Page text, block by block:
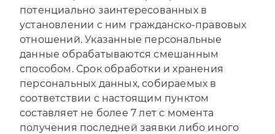
потенциально заинтересованных в
установлении с ним гражданско-правовых
отношений. Указанные персональные
данные обрабатываются смешанным
способом. Срок обработки и хранения
персональных данных, собираемых в
соответствии с настоящим пунктом
составляет не более 7 лет с момента
получения последней заявки либо иного
Отправляя форму, Вы принимаетеполитику
конфиденциальности